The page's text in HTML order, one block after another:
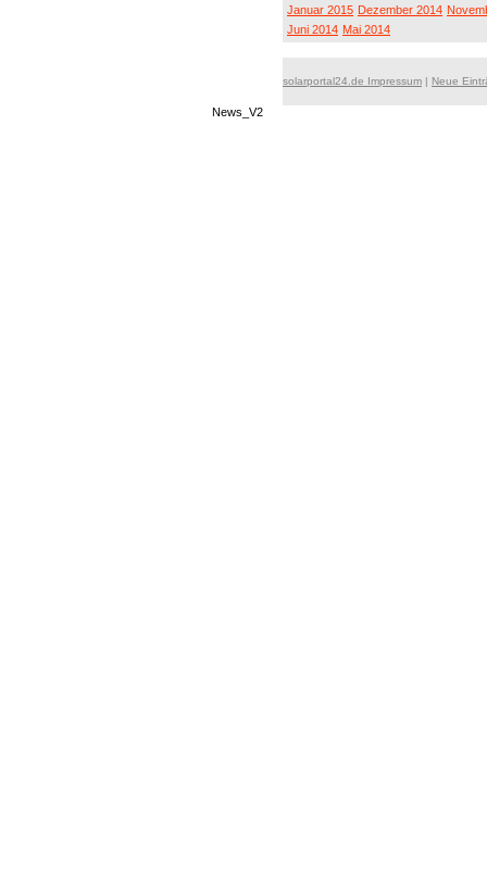
Januar 2015 Dezember 2014
Juni 2014 Mai 2014
solarportal24.de Impressum | Neue
News_V2